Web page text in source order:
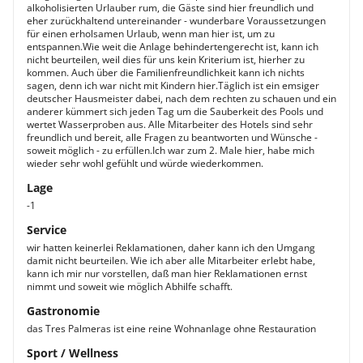
alkoholisierten Urlauber rum, die Gäste sind hier freundlich und
eher zurückhaltend untereinander - wunderbare Voraussetzungen
für einen erholsamen Urlaub, wenn man hier ist, um zu
entspannen.Wie weit die Anlage behindertengerecht ist, kann ich
nicht beurteilen, weil dies für uns kein Kriterium ist, hierher zu
kommen. Auch über die Familienfreundlichkeit kann ich nichts
sagen, denn ich war nicht mit Kindern hier.Täglich ist ein emsiger
deutscher Hausmeister dabei, nach dem rechten zu schauen und ein
anderer kümmert sich jeden Tag um die Sauberkeit des Pools und
wertet Wasserproben aus. Alle Mitarbeiter des Hotels sind sehr
freundlich und bereit, alle Fragen zu beantworten und Wünsche -
soweit möglich - zu erfüllen.Ich war zum 2. Male hier, habe mich
wieder sehr wohl gefühlt und würde wiederkommen.
Lage
-1
Service
wir hatten keinerlei Reklamationen, daher kann ich den Umgang
damit nicht beurteilen. Wie ich aber alle Mitarbeiter erlebt habe,
kann ich mir nur vorstellen, daß man hier Reklamationen ernst
nimmt und soweit wie möglich Abhilfe schafft.
Gastronomie
das Tres Palmeras ist eine reine Wohnanlage ohne Restauration
Sport / Wellness